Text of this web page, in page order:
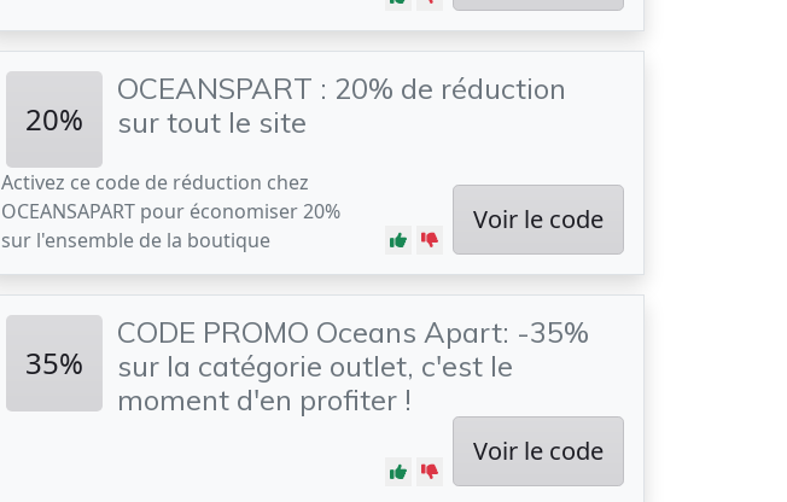
20%
OCEANSPART : 20% de réduction
sur tout le site
Activez ce code de réduction chez
OCEANSAPART pour économiser 20%
sur l'ensemble de la boutique
Voir le code
35%
CODE PROMO Oceans Apart: -35%
sur la catégorie outlet, c'est le
moment d'en profiter !
Voir le code